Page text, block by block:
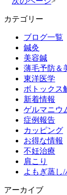
カテゴリー
ブログ一覧
鍼灸
美容鍼
薄毛予防＆
東洋医学
ボトックス
新着情報
ゲルマニウ
症例報告
カッピング
お得な情報
不妊治療
肩こり
よもぎ蒸し
アーカイブ